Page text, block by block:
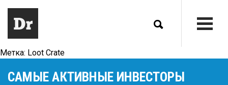
Метка: Loot Crate
САМЫЕ АКТИВНЫЕ ИНВЕСТОРЫ